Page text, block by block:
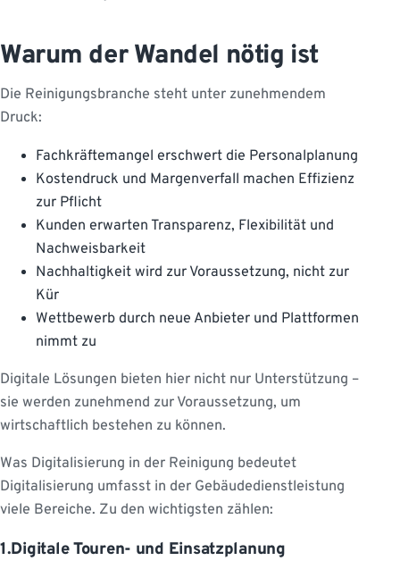
Warum der Wandel nötig ist
Die Reinigungsbranche steht unter zunehmendem
Druck:
Fachkräftemangel erschwert die Personalplanung
Kostendruck und Margenverfall machen Effizienz
zur Pflicht
Kunden erwarten Transparenz, Flexibilität und
Nachweisbarkeit
Nachhaltigkeit wird zur Voraussetzung, nicht zur
Kür
Wettbewerb durch neue Anbieter und Plattformen
nimmt zu
Digitale Lösungen bieten hier nicht nur Unterstützung –
sie werden zunehmend zur Voraussetzung, um
wirtschaftlich bestehen zu können.
Was Digitalisierung in der Reinigung bedeutet
Digitalisierung umfasst in der Gebäudedienstleistung
viele Bereiche. Zu den wichtigsten zählen:
1.Digitale Touren- und Einsatzplanung